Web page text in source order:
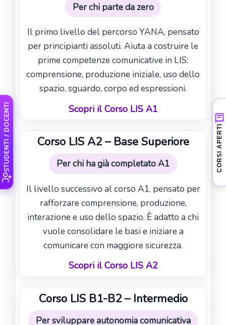
Per chi parte da zero
Il primo livello del percorso YANA, pensato
per principianti assoluti. Aiuta a costruire le
prime competenze comunicative in LIS:
comprensione, produzione iniziale, uso dello
spazio, sguardo, corpo ed espressioni.
Scopri il Corso LIS A1
Corso LIS A2 – Base Superiore
Per chi ha già completato A1
Il livello successivo al corso A1, pensato per
rafforzare comprensione, produzione,
interazione e uso dello spazio. È adatto a chi
vuole consolidare le basi e iniziare a
comunicare con maggiore sicurezza.
Scopri il Corso LIS A2
Corso LIS B1-B2 – Intermedio
Per sviluppare autonomia comunicativa
Nessun corso aperto al
momento
Stiamo preparando le prossime attività
LIS. Puoi contattarci per ricevere
Chiedi informazioni›
CORSI APERTI
STUDENTI / DOCENTI